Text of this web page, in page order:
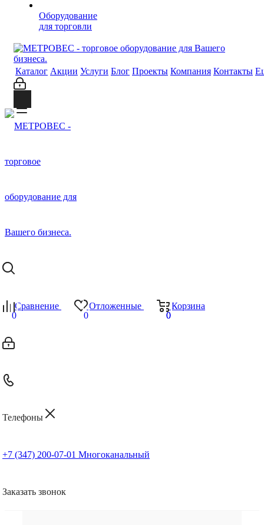
Оборудование
для торговли
Каталог Акции Услуги Блог Проекты Компания Контакты
Сравнение
0
Отложенные
0
Корзина
0
0
Телефоны
+7 (347) 200-07-01 Многоканальный
Заказать звонок